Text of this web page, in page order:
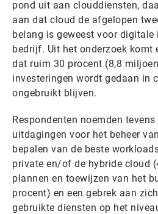
pond uit aan clouddiensten,
aan dat cloud de afgelopen
belang is geweest voor
bedrijf. Uit het onderzoek komt
dat ruim 30 procent (8,8
investeringen wordt gedaan in
ongebruikt blijven.
Respondenten noemden
uitdagingen voor het beheer
bepalen van de beste
private en/of de hybride cloud
plannen en toewijzen van het
procent) en een gebrek aan
gebruikte diensten op het